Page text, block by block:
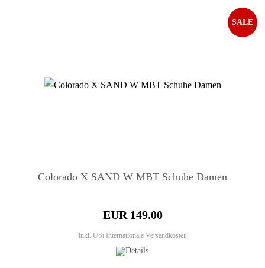
Colorado X SAND W MBT Schuhe Damen
EUR 149.00
inkl. USt Internationale Versandkosten
SALE